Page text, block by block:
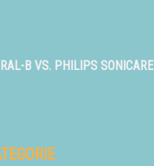
B VS. PHILIPS SONICARE